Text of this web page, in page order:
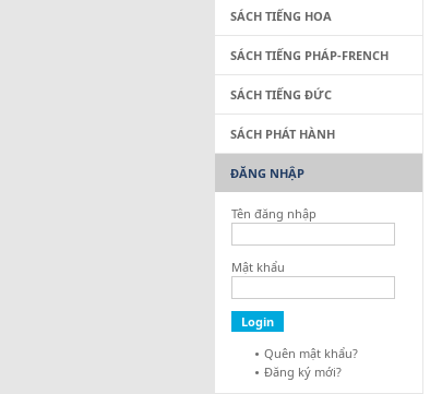
SÁCH TIẾNG HOA
SÁCH TIẾNG PHÁP-FRENCH
SÁCH TIẾNG ĐỨC
SÁCH PHÁT HÀNH
ĐĂNG NHẬP
Tên đăng nhập
Mật khẩu
Quên mật khẩu?
Đăng ký mới?